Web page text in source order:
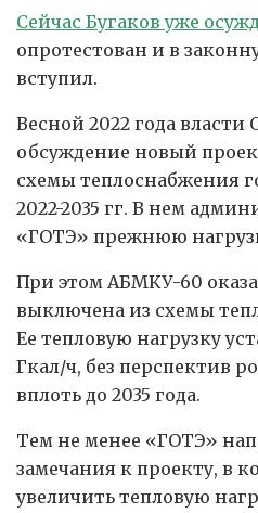
Сейчас Бугаков уже
опротестован и в
вступил.
Весной 2022 года
обсуждение новый
схемы теплоснабжения
2022-2035 гг. В нем
«ГОТЭ» прежнюю
При этом АБМКУ-60
выключена из схемы
Ее тепловую нагрузку
Гкал/ч, без перспектив
вплоть до 2035 года.
Тем не менее «ГОТЭ»
замечания к проекту, в
увеличить тепловую